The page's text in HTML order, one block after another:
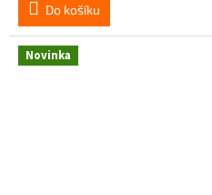
Do košíku
Novinka